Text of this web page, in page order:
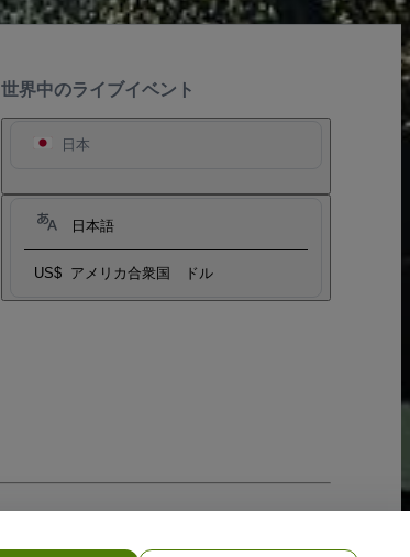
世界中のライブイベント
日本
日本語
US$ アメリカ合衆国 ドル